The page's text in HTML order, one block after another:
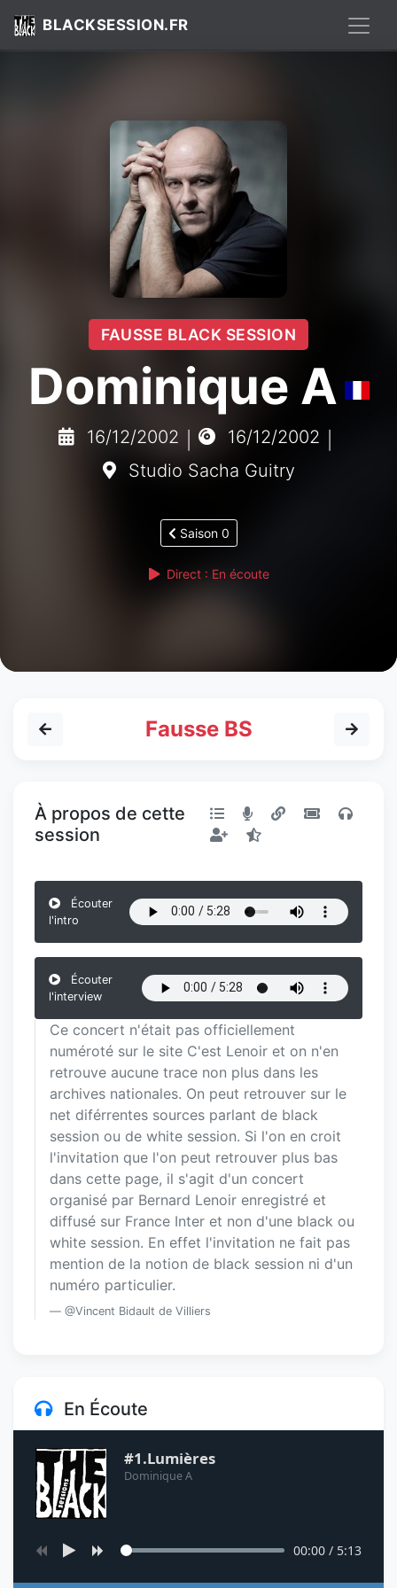
BLACKSESSION.FR
FAUSSE BLACK SESSION
Dominique A
16/12/2002 16/12/2002
Studio Sacha Guitry
Saison 0
Direct : En écoute
Fausse BS
À propos de cette
session
Écouter
l'intro
Écouter
l'interview
Ce concert n'était pas officiellement
numéroté sur le site C'est Lenoir et on n'en
retrouve aucune trace non plus dans les
archives nationales. On peut retrouver sur le
net diférrentes sources parlant de black
session ou de white session. Si l'on en croit
l'invitation que l'on peut retrouver plus bas
dans cette page, il s'agit d'un concert
organisé par Bernard Lenoir enregistré et
diffusé sur France Inter et non d'une black ou
white session. En effet l'invitation ne fait pas
mention de la notion de black session ni d'un
numéro particulier.
@Vincent Bidault de Villiers
En Écoute
#1.Lumières
Dominique A
00:00 / 5:13